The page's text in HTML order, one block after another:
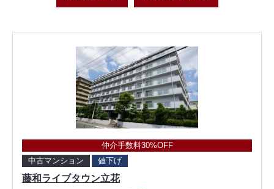
仲介手数料30%OFF
中古マンション
値下げ
藤和ライブタウン立花